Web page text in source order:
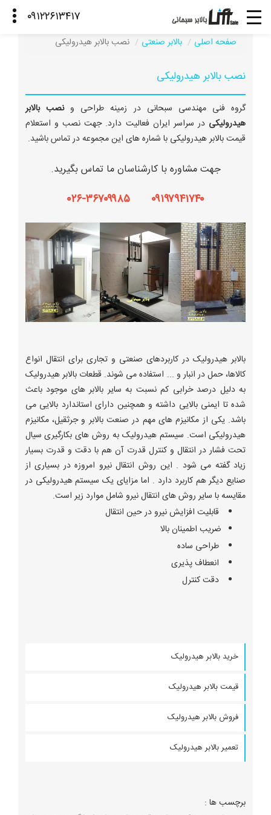
صفحه اصلی بالابر صنعتی نصب بالابر هیدرولیکی
نصب بالابر هیدرولیکی
گروه فنی مهندسی سبحانی در زمینه طراحی ونصب بالابر
هیدرولیکی در سراسر ایران فعالیت دارد. جهت نصب و استعلام
قیمت بالابر هیدرولیکی با شماره های این مجموعه در تماس باشید.
جهت مشاوره با کارشناسان ما تماس بگیرید.
۰۹۱۹۷۹۴۱۷۴۰ ۰۲۶-۳۶۷۰۹۹۸۵
بالابر هیدرولیک در کاربردهای صنعتی و تجاری برای انتقال انواع
کالاها، حمل در انبار و ... استفاده می شوند. قطعات بالابر هیدرولیک
به دلیل درصد خرابی کم نسبت به سایر بالابر های موجود باعث
شده تا ایمنی بالایی داشته و همچنین دارای استاندارد بالایی می
باشد. یکی از مکانیزم های مهم در صنعت بالابر و جرثقیل، مکانیزم
هیدرولیکی است. سیستم هیدرولیک به روش های بکارگیری سیال
تحت فشار در انتقال و کنترل قدرت آن هم با دقت و قدرت بسیار
زیاد گفته می شود . این روش انتقال نیرو امروزه در بسیاری از
صنایع دیگر هم کاربرد دارد . اما مزایای یک سیستم هیدرولیکی در
مقایسه با سایر روش های انتقال نیرو شامل موارد زیر است.
قابلیت افزایش نیرو در حین انتقال
ضریب اطمینان بالا
طراحی ساده
انعطاف پذیری
دقت کنترل
خرید بالابر هیدرولیک
قیمت بالابر هیدرولیک
فروش بالابر هیدرولیک
تعمیر بالابر هیدرولیک
بالابر خانگی هیدرولیک تک نفره وچند نفره با قیمت مناسب.
برچسب ها :